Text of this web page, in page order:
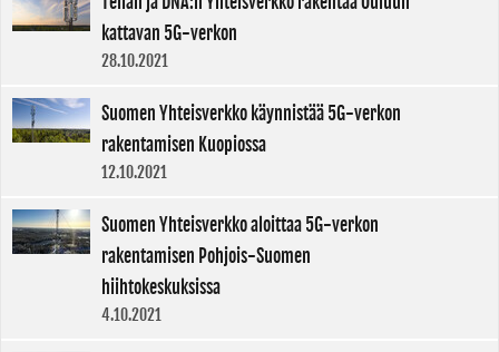
kattavan 5G-verkon
28.10.2021
Suomen Yhteisverkko käynnistää 5G-verkon
rakentamisen Kuopiossa
12.10.2021
Suomen Yhteisverkko aloittaa 5G-verkon
rakentamisen Pohjois-Suomen
hiihtokeskuksissa
4.10.2021